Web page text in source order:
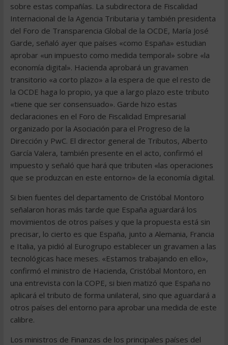
sobre estas compañías. La subdirectora de Fiscalidad
Internacional de la Agencia Tributaria y también presidenta
del Foro de Transparencia Global de la OCDE, María José
Garde, señaló ayer que países «como España» estudian
aprobar «un impuesto como medida temporal» sobre «la
economía digital». Hacienda aprobará un gravamen
transitorio «a corto plazo» a la espera de que el resto de
la OCDE haga lo propio, ya que a largo plazo este tributo
«tiene que ser consensuado». Garde hizo estas
declaraciones en el Foro de Fiscalidad Empresarial
organizado por la Asociación para el Progreso de la
Dirección y PwC. El director general de Tributos, Alberto
García Valera, también presente en el acto, confirmó el
impuesto y señaló que hará que tributen «las operaciones
que se produzcan en este entorno» de la economía digital.
Si bien fuentes del departamento de Cristóbal Montoro
señalaron horas más tarde que España aguardará los
movimientos de otros países y que la propuesta está sin
precisar, lo cierto es que España, junto a Alemania, Francia
e Italia, ya pidió al Eurogrupo establecer un gravamen a las
tecnológicas hace meses. «Estamos trabajando en ello»,
confirmó el ministro de Hacienda, Cristóbal Montoro, en
una entrevista con la COPE, si bien matizó que España no
aplicará el tributo de forma unilateral, sino que aguardará a
otros países del entorno para aprobar una medida de este
calibre.
Los ministros de Finanzas de los principales países del